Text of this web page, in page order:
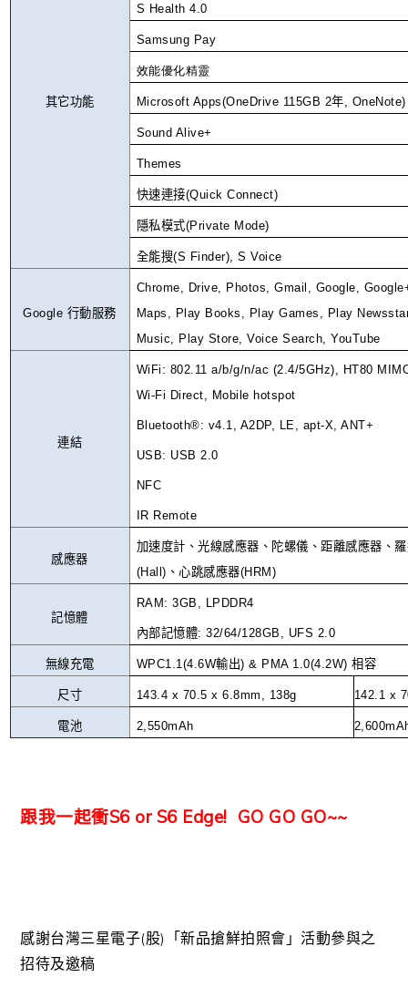
其它功能
S Health 4.0
Samsung Pay
效能優化精靈
Microsoft Apps(OneDrive 115GB 2年 , OneNote)
Sound Alive+
Themes
快速連接(Quick Connect)
隱私模式(Private Mode)
全能搜(S Finder) , S Voice
Google 行動服務
Chrome, Drive, Photos, Gmail, Google,
Maps, Play Books, Play Games, Play
Music, Play Store, Voice Search, YouTube
連結
WiFi: 802.11 a/b/g/n/ac (2.4/5GHz), HT80
Wi-Fi Direct, Mobile hotspot
Bluetooth®: v4.1, A2DP, LE, apt-X, ANT+
USB: USB 2.0
NFC
IR Remote
感應器
加速度計、光線感應器、陀螺儀、距離感應器、
(Hall) 、心跳感應器(HRM)
記憶體
RAM: 3GB, LPDDR4
內部記憶體: 32/64/128GB, UFS 2.0
無線充電 WPC1.1(4.6W輸出) & PMA 1.0(4.2W)相容
尺寸 143.4 x 70.5 x 6.8mm, 138g 142.1 x
電池 2,550mAh
跟我一起衝S6 or S6 Edge! GO GO GO~~
感謝台灣三星電子(股)「新品搶鮮拍照會」活動參與之
招待及邀稿